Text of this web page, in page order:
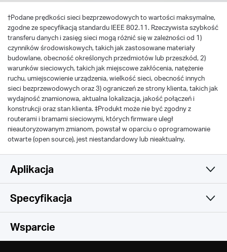
†Podane prędkości sieci bezprzewodowych to wartości maksymalne,
zgodne ze specyfikacją standardu IEEE 802.11. Rzeczywista szybkość
transferu danych i zasięg sieci mogą różnić się w zależności od 1)
czynników środowiskowych, takich jak zastosowane materiały
budowlane, obecność określonych przedmiotów lub przeszkód, 2)
warunków sieciowych, takich jak miejscowe zakłócenia, natężenie
ruchu, umiejscowienie urządzenia, wielkość sieci, obecność innych
sieci bezprzewodowych oraz 3) ograniczeń ze strony klienta, takich jak
wydajność znamionowa, aktualna lokalizacja, jakość połączeń i
konstrukcji oraz stan klienta. ‡Produkt może nie być zgodny z
routerami i bramami sieciowymi, których firmware uległ
nieautoryzowanym zmianom, powstał w oparciu o oprogramowanie
otwarte (open source), jest niestandardowy lub nieaktualny.
Aplikacja
Prosta i funkcjonalna
Specyfikacja
Sieć bezprzewodowa
Wsparcie